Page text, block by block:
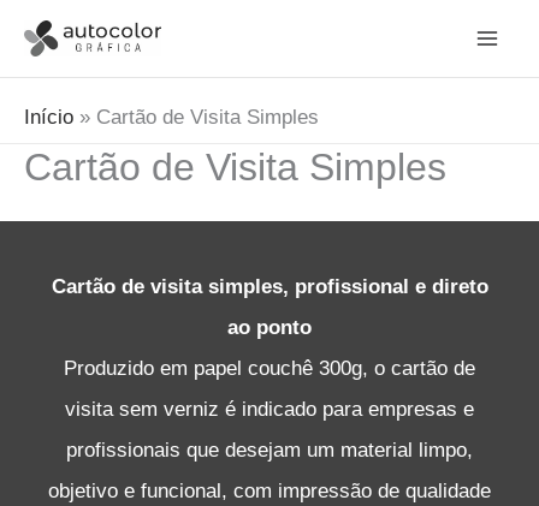
para
Início Cartão de Visita Simples
Cartão de Visita Simples
Cartão de visita simples, profissional e direto
ao ponto
Produzido em papel couchê 300g, o cartão de
visita sem verniz é indicado para empresas e
profissionais que desejam um material limpo,
objetivo e funcional, com impressão de qualidade